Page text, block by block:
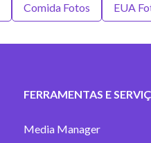
Comida Fotos EUA
FERRAMENTAS E
Media Manager